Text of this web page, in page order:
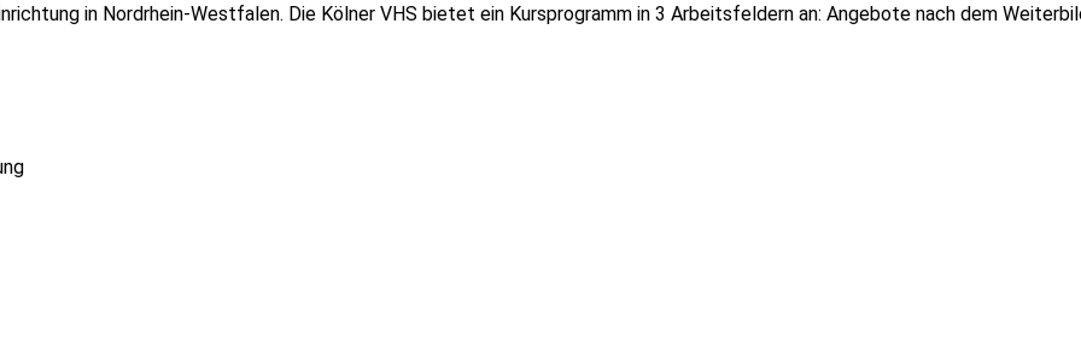
in Nordrhein-Westfalen. Die Kölner VHS bietet ein Kursprogramm in 3 Arbeitsfeldern an: Angebote nach dem